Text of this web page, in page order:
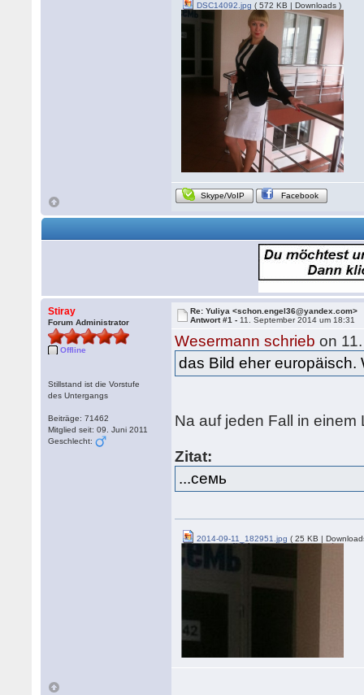
DSC14092.jpg ( 572 KB | Downloads )
Skype/VoIP Facebook
Stiray
Forum Administrator
Offline
Stillstand ist die Vorstufe
des Untergangs
Beiträge: 71462
Mitglied seit: 09. Juni 2011
Geschlecht:
Re: Yuliya <schon.engel36@yandex.com>
Antwort #1 - 11. September 2014 um 18:31
Wesermann schrieb on
das Bild eher europäisch.
Na auf jeden Fall in
Zitat:
...семь
2014-09-11_182951.jpg ( 25 KB |